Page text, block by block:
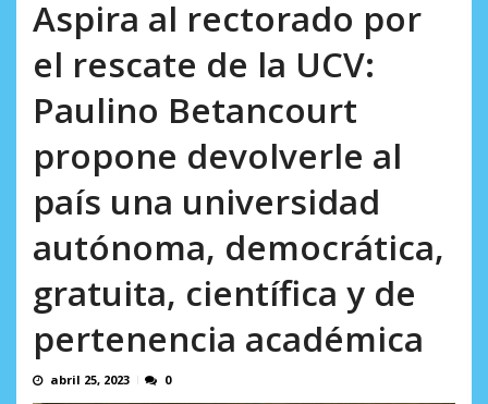
AGOSTO 6, 2026
Aspira al rectorado por
el rescate de la UCV:
Paulino Betancourt
propone devolverle al
país una universidad
autónoma, democrática,
gratuita, científica y de
pertenencia académica
abril 25, 2023 0